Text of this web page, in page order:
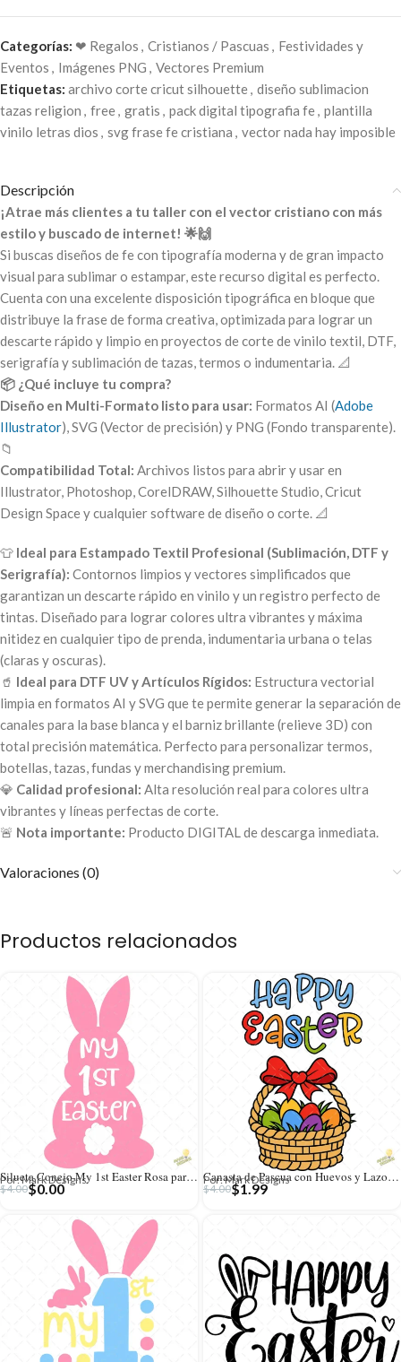
Categorías: ❤ Regalos , Cristianos / Pascuas , Festividades y
Eventos , Imágenes PNG , Vectores Premium
Etiquetas: archivo corte cricut silhouette, diseño sublimacion
tazas religion , free, gratis , pack digital tipografia fe, plantilla
vinilo letras dios , svg frase fe cristiana , vector nada hay imposible
Descripción
¡Atrae más clientes a tu taller con el vector cristiano con más
estilo y buscado de internet! 🌟🙌
Si buscas diseños de fe con tipografía moderna y de gran impacto
visual para sublimar o estampar, este recurso digital es perfecto.
Cuenta con una excelente disposición tipográfica en bloque que
distribuye la frase de forma creativa, optimizada para lograr un
descarte rápido y limpio en proyectos de corte de vinilo textil, DTF,
serigrafía y sublimación de tazas, termos o indumentaria. 📐
📦 ¿Qué incluye tu compra?
Diseño en Multi-Formato listo para usar: Formatos AI (Adobe
Illustrator), SVG (Vector de precisión) y PNG (Fondo transparente).
📁
Compatibilidad Total: Archivos listos para abrir y usar en
Illustrator, Photoshop, CorelDRAW, Silhouette Studio, Cricut
Design Space y cualquier software de diseño o corte. 📐
👕 Ideal para Estampado Textil Profesional (Sublimación, DTF y
Serigrafía): Contornos limpios y vectores simplificados que
garantizan un descarte rápido en vinilo y un registro perfecto de
tintas. Diseñado para lograr colores ultra vibrantes y máxima
nitidez en cualquier tipo de prenda, indumentaria urbana o telas
(claras y oscuras).
🥤 Ideal para DTF UV y Artículos Rígidos: Estructura vectorial
limpia en formatos AI y SVG que te permite generar la separación de
canales para la base blanca y el barniz brillante (relieve 3D) con
total precisión matemática. Perfecto para personalizar termos,
botellas, tazas, fundas y merchandising premium.
💎 Calidad profesional: Alta resolución real para colores ultra
vibrantes y líneas perfectas de corte.
🚨 Nota importante: Producto DIGITAL de descarga inmediata.
Valoraciones (0)
Productos relacionados
Silueta Conejo My 1st Easter Rosa para Bebé – Diseño Vectorial Gratis y PNG 4K
Por: Mark Designs
$4.00$0.00
Canasta de Pascua con Huevos y Lazo Rojo – Vector y PNG 4K
Por: Mark Designs
$4.00$1.99